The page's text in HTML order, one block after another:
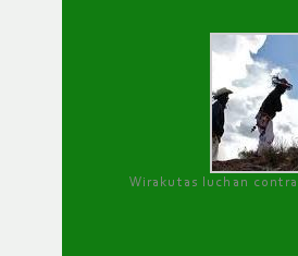
Wirakutas luchan